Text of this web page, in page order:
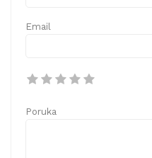
Email
Poruka